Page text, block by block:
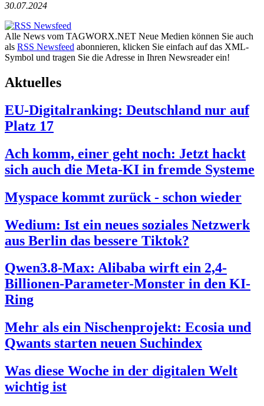
30.07.2024
Alle News vom TAGWORX.NET Neue Medien können Sie auch
als RSS Newsfeed abonnieren, klicken Sie einfach auf das XML-
Symbol und tragen Sie die Adresse in Ihren Newsreader ein!
Aktuelles
EU-Digitalranking: Deutschland nur auf
Platz 17
Ach komm, einer geht noch: Jetzt hackt
sich auch die Meta-KI in fremde Systeme
Myspace kommt zurück - schon wieder
Wedium: Ist ein neues soziales Netzwerk
aus Berlin das bessere Tiktok?
Qwen3.8-Max: Alibaba wirft ein 2,4-
Billionen-Parameter-Monster in den KI-
Ring
Mehr als ein Nischenprojekt: Ecosia und
Qwants starten neuen Suchindex
Was diese Woche in der digitalen Welt
wichtig ist